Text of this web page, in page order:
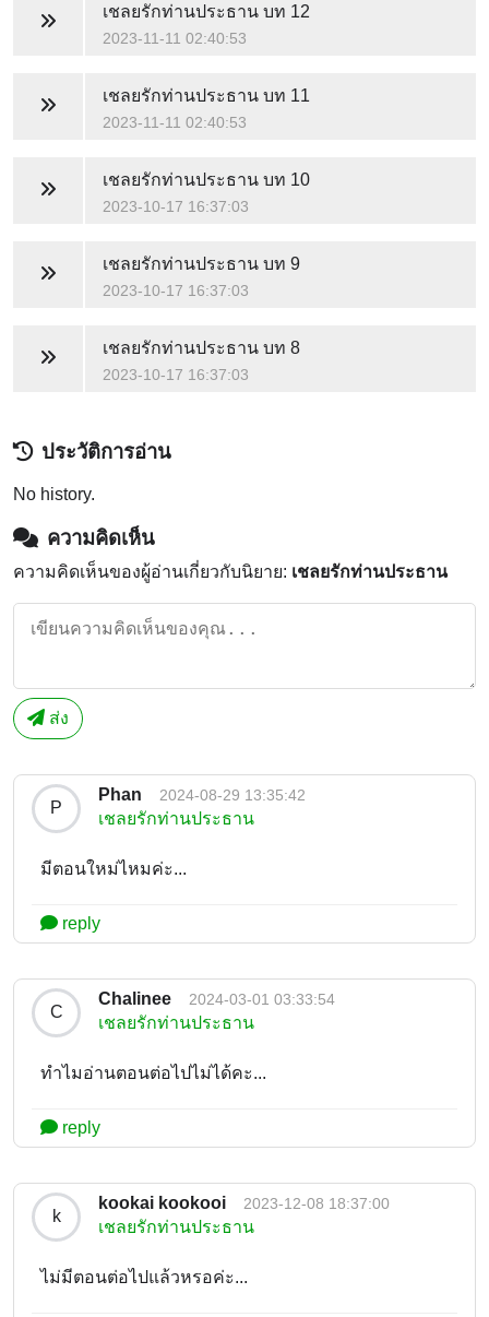
เชลยรักท่านประธานบท 12
2023-11-11 02:40:53
เชลยรักท่านประธานบท 11
2023-11-11 02:40:53
เชลยรักท่านประธานบท 10
2023-10-17 16:37:03
เชลยรักท่านประธานบท 9
2023-10-17 16:37:03
เชลยรักท่านประธานบท 8
2023-10-17 16:37:03
ประวัติการอ่าน
No history.
ความคิดเห็น
ความคิดเห็นของผู้อ่านเกี่ยวกับนิยาย: เชลยรักท่านประธาน
ส่ง
P
Phan 2024-08-29 13:35:42
เชลยรักท่านประธาน
มีตอนใหม่ไหมค่ะ...
reply
C
Chalinee 2024-03-01 03:33:54
เชลยรักท่านประธาน
ทำไมอ่านตอนต่อไปไม่ได้คะ...
reply
k
kookai kookooi 2023-12-08 18:37:00
เชลยรักท่านประธาน
ไม่มีตอนต่อไปแล้วหรอค่ะ...